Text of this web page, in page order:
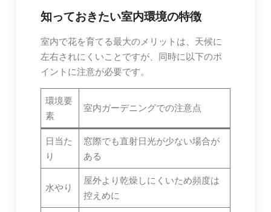
知っておきたい室内環境の特徴
室内で花を育てる最大のメリットは、天候に
左右されにくいことですが、同時に以下のポ
イントに注意が必要です。
環境要
素
室内ガーデニングでの注意点
日当た
り
窓際でも直射日光が少ない場合が
ある
水やり
屋外より乾燥しにくいため頻度は
控えめに